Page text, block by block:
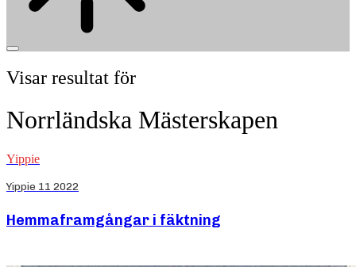
Visar resultat för
Norrländska Mästerskapen
Yippie
Yippie 11 2022
Hemmaframgångar i fäktning